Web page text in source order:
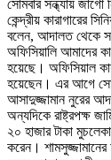
সোমবার সন্ধ্যায় জাগো
কেন্দ্রীয় কারাগারের
বলেন, আদালত থেকে
অফিসিয়ালি আমাদের
হয়েছে। অফিসিয়াল
হয়েছেন। এর আগে
আসাদুজ্জামান নুরের
অন্যদিকে রাষ্ট্রপক্ষ
২০ হাজার টাকা
করেন।
৩০ মার্চ
কর্মকর্তা ও রমনা
আইনজীবী প্রশান্ত কুমার
রাষ্ট্রপক্ষ জামিনের